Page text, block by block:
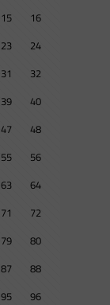
15
16
23
24
31
32
39
40
47
48
55
56
63
64
71
72
79
80
87
88
95
96